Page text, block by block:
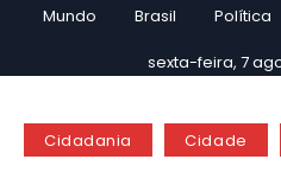
Mundo Brasil Política
sexta-feira, 7
Cidadania Cidade